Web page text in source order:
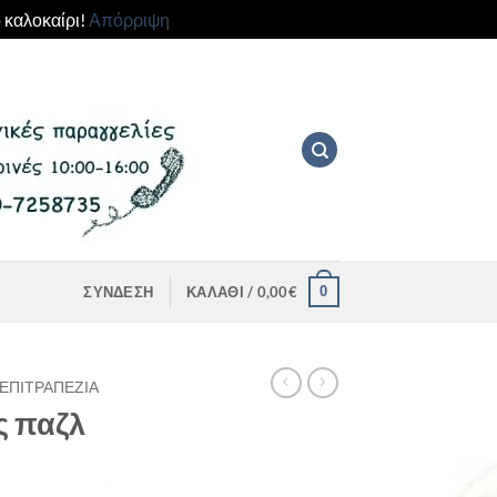
Απόρριψη
ΣΎΝΔΕΣΗ ΚΑΛΆΘΙ / 0,00€ 0
ΕΠΙΤΡΑΠΈΖΙΑ
παζλ